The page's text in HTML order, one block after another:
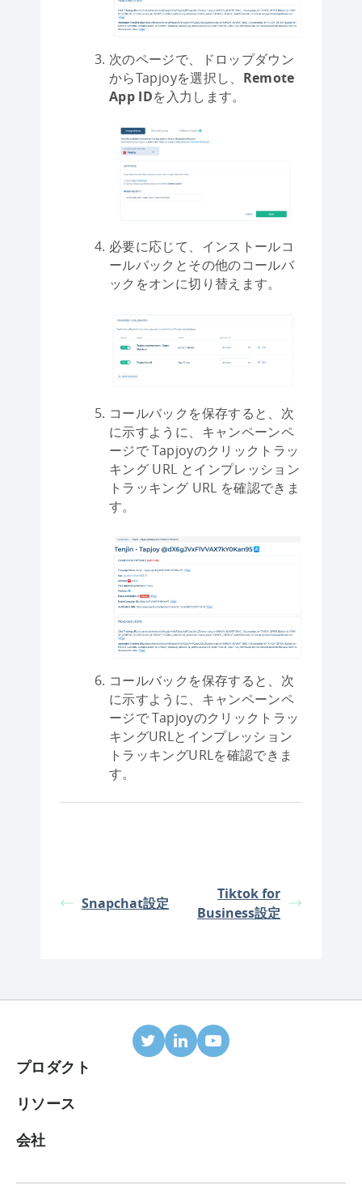
次のページで、ドロップダウン
からTapjoyを選択し、 Remote
App IDを入力します。
必要に応じて、インストールコ
ールバックとその他のコールバ
ックをオンに切り替えます。
コールバックを保存すると、次
に示すように、キャンペーンペ
ージで Tapjoyのクリックトラッ
キング URL とインプレッション
トラッキング URL を確認できま
す。
コールバックを保存すると、次
に示すように、キャンペーンペ
ージで Tapjoyのクリックトラッ
キングURLとインプレッション
トラッキングURLを確認できま
す。
Snapchat設定
Tiktok for
Business設定
プロダクト
モバイルアトリビューション
連携パートナー
リソース
ブログ
会社